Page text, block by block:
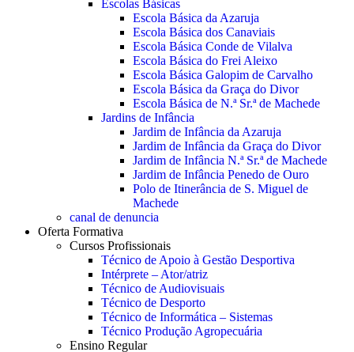
Escolas Básicas
Escola Básica da Azaruja
Escola Básica dos Canaviais
Escola Básica Conde de Vilalva
Escola Básica do Frei Aleixo
Escola Básica Galopim de Carvalho
Escola Básica da Graça do Divor
Escola Básica de N.ª Sr.ª de Machede
Jardins de Infância
Jardim de Infância da Azaruja
Jardim de Infância da Graça do Divor
Jardim de Infância N.ª Sr.ª de Machede
Jardim de Infância Penedo de Ouro
Polo de Itinerância de S. Miguel de
Machede
canal de denuncia
Oferta Formativa
Cursos Profissionais
Técnico de Apoio à Gestão Desportiva
Intérprete – Ator/atriz
Técnico de Audiovisuais
Técnico de Desporto
Técnico de Informática – Sistemas
Técnico Produção Agropecuária
Ensino Regular